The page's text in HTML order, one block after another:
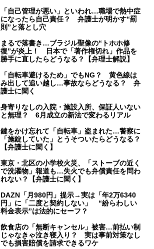
「自己管理が悪い」といわれ…職場で熱中症
になったら自己責任？ 弁護士が明かす“罰
則”と落とし穴
まるで落書き…ブラジル聖像の“トホホ修
復”が炎上！ 日本で「著作権切れ」作品を
勝手に直したらどうなる？【弁理士解説】
「自転車避けるため」でもNG？ 黄色線は
み出して追い越し…事故ならどうなる？ 弁
護士に聞く
身寄りなしの入院・施設入所、保証人いない
と無理？ 6月成立の新法で変わるリアル
鍵をかけ忘れて「自転車」盗まれた…警察に
「施錠していた」とうそついたらどうなる？
【弁護士に聞く】
東京・北区の小学校火災、「ストーブの近く
で洗濯物」報道も…失火でも弁償責任を問わ
れない？【弁護士に聞く】
DAZN「月980円」提示→実は「年2万6340
円」に「二度と契約しない」 “紛らわしい
料金表示”は法的にセーフ？
飲食店の「無断キャンセル」被害…前払い制
じゃなきゃ泣き寝入り？ 実は事前対策なし
でも損害賠償を請求できるワケ